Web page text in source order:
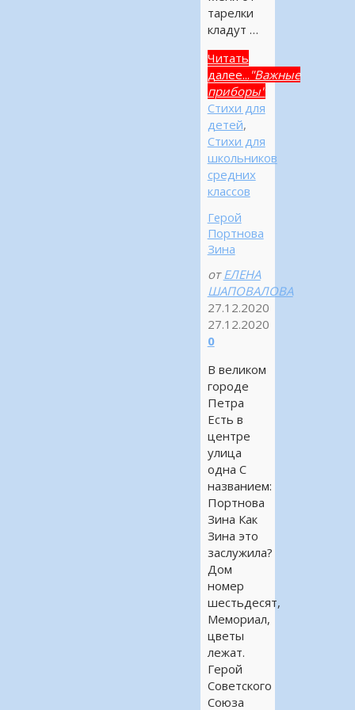
тарелки
кладут …
Читать
далее... "Важные
приборы"
Стихи для
детей,
Стихи для
школьников
средних
классов
Герой
Портнова
Зина
от ЕЛЕНА
ШАПОВАЛОВА
27.12.2020
27.12.2020
0
В великом
городе
Петра
Есть в
центре
улица
одна С
названием:
Портнова
Зина Как
Зина это
заслужила?
Дом
номер
шестьдесят,
Мемориал,
цветы
лежат.
Герой
Советского
Союза